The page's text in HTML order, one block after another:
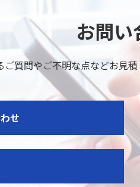
お問い
質問やご不明な点などお見積
せ